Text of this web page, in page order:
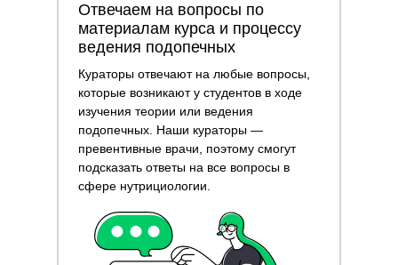
Отвечаем на вопросы по
материалам курса и процессу
ведения подопечных
Кураторы отвечают на любые вопросы,
которые возникают у студентов в ходе
изучения теории или ведения
подопечных. Наши кураторы —
превентивные врачи, поэтому смогут
подсказать ответы на все вопросы в
сфере нутрициологии.